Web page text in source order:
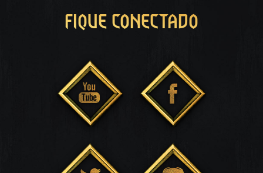
FIQUE CONECTADO